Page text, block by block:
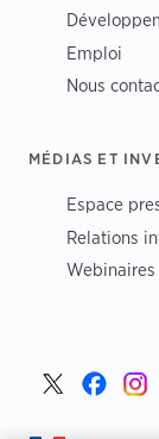
Emploi
Nous
MÉDIAS ET
Espace
Relations